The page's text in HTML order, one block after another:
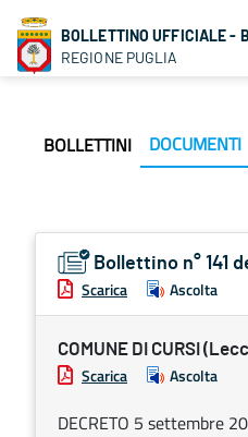
BOLLETTINO UFFICIALE -
REGIONE PUGLIA
BOLLETTINI DOCUMENTI
Bollettino n° 141
Scarica Ascolta
COMUNE DI CURSI
Scarica Ascolta
DECRETO 5 settembre